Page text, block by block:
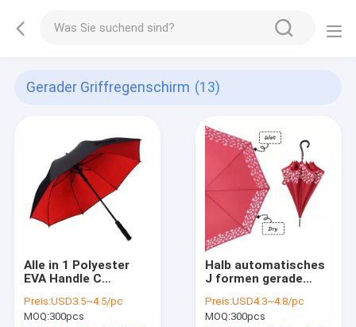
Gerader Griffregenschirm (13)
Alle in 1 Polyester
EVA Handle C
Regenschirm
Preis:USD3.5~4.5/pc
MOQ:300pcs
Halb automatisches
J formen gerade
Rohseide-Platte
Preis:USD4.3~4.8/pc
MOQ:300pcs